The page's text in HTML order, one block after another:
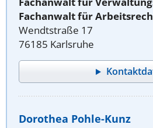
Fachanwalt für
Wendtstraße 17
76185 Karlsruhe
Dorothea Pohle-Kunz